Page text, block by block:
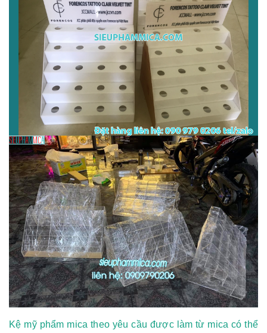
Kệ mỹ phẩm mica theo yêu cầu được làm từ mica có thể